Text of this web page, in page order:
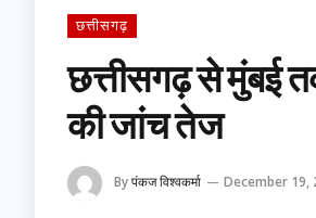
छत्तीसगढ़
छत्तीसगढ़ से मुंबई
की जांच तेज
Byपंकज विश्वकर्मा December 19,